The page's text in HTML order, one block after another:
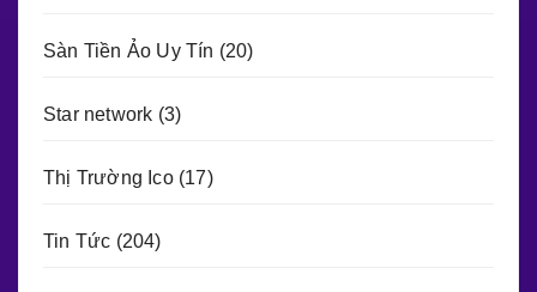
Sàn Tiền Ảo Uy Tín (20)
Star network (3)
Thị Trường Ico(17)
Tin Tức (204)